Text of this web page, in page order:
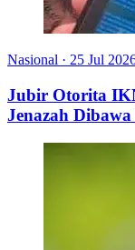
Nasional · 25 Jul
Jubir Otorita
Jenazah